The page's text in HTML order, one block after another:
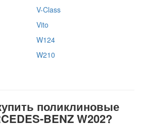
V-Class
Vito
W124
W210
поликлиновые
BENZ W202?